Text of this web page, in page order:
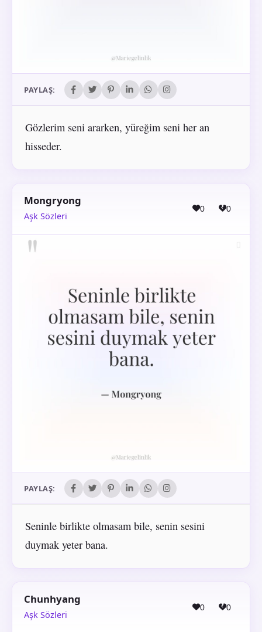
PAYLAŞ:
Gözlerim seni ararken, yüreğim seni her an
hisseder.
Mongryong
Aşk Sözleri
0 0
PAYLAŞ:
Seninle birlikte olmasam bile, senin sesini
duymak yeter bana.
Chunhyang
Aşk Sözleri
0 0